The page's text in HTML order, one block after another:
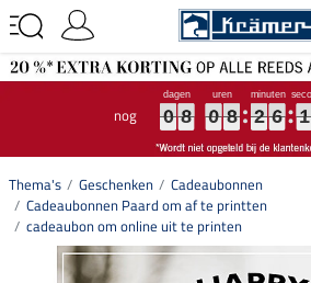
nog 0
0
0
0 8
8
8
8 0
0
0
0 8
8
8
8 2
2
2
2 6
6
6
6 1
1
1
1
Thema's Geschenken
Cadeaubonnen
Cadeaubonnen Paard om af te printten
cadeaubon om online uit te printen